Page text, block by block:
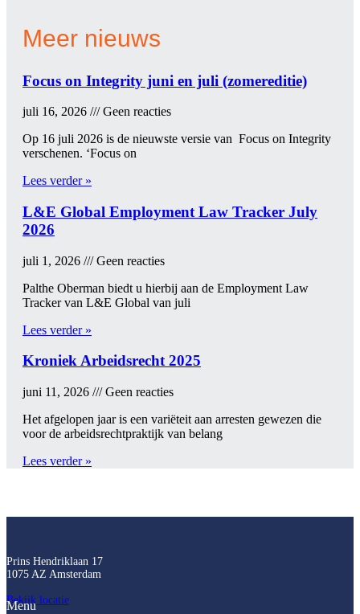
Meer nieuws
Focus on Integrity juni en juli (zomereditie)
juli 16, 2026
Geen reacties
Op 16 juli 2026 is de nieuwste versie van Focus on Integrity
verschenen. ‘Focus on
Lees verder »
L&E Global Employment Law Tracker July
2026
juli 1, 2026
Geen reacties
Palthe Oberman biedt u hierbij aan de Employment Law
Tracker van L&E Global van juli
Lees verder »
Kroniek Arbeidsrecht 2025
juni 11, 2026
Geen reacties
Het afgelopen jaar is een variëteit aan arresten gewezen die
voor de arbeids­rechtpraktijk van belang
Lees verder »
Prins Hendriklaan 17
1075 AZ Amsterdam
Bekijk locatie
Menu